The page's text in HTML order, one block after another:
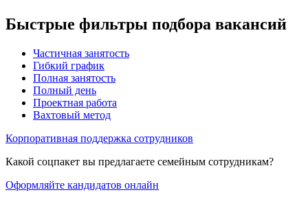
Быстрые фильтры подбора вакансий
Частичная занятость
Гибкий график
Полная занятость
Полный день
Проектная работа
Вахтовый метод
Корпоративная поддержка сотрудников
Какой соцпакет вы предлагаете семейным сотрудникам?
Оформляйте кандидатов онлайн